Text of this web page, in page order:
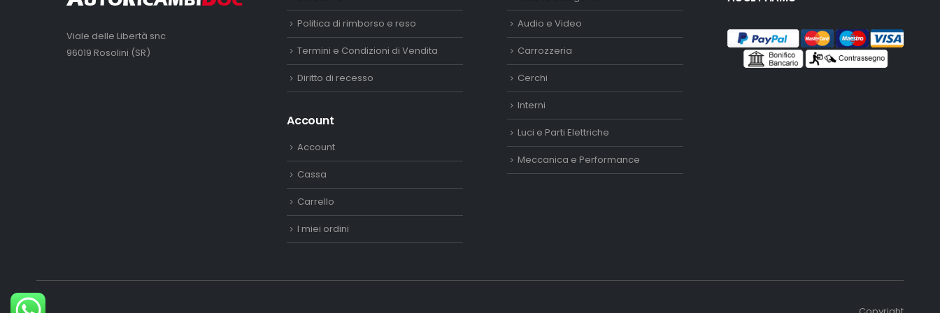
Viale delle Libertà snc
96019 Rosolini (SR)
Politica di rimborso e reso
Termini e Condizioni di Vendita
Diritto di recesso
Account
Account
Cassa
Carrello
I miei ordini
Audio e Video
Carrozzeria
Cerchi
Interni
Luci e Parti Elettriche
Meccanica e Performance